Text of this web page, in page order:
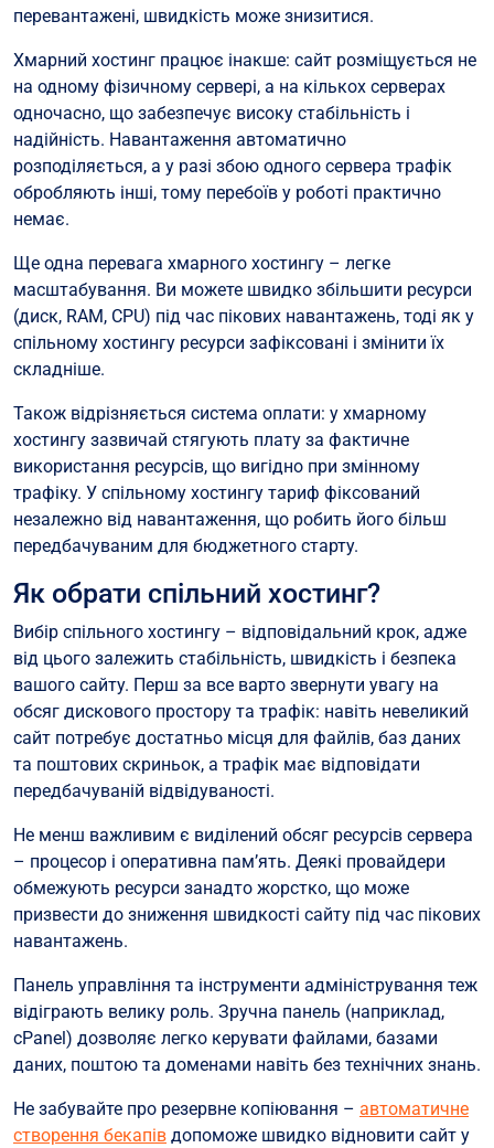
перевантажені, швидкість може знизитися.
Хмарний хостинг працює інакше: сайт розміщується не
на одному фізичному сервері, а на кількох серверах
одночасно, що забезпечує високу стабільність і
надійність. Навантаження автоматично
розподіляється, а у разі збою одного сервера трафік
обробляють інші, тому перебоїв у роботі практично
немає.
Ще одна перевага хмарного хостингу – легке
масштабування. Ви можете швидко збільшити ресурси
(диск, RAM, CPU) під час пікових навантажень, тоді як у
спільному хостингу ресурси зафіксовані і змінити їх
складніше.
Також відрізняється система оплати: у хмарному
хостингу зазвичай стягують плату за фактичне
використання ресурсів, що вигідно при змінному
трафіку. У спільному хостингу тариф фіксований
незалежно від навантаження, що робить його більш
передбачуваним для бюджетного старту.
Як обрати спільний хостинг?
Вибір спільного хостингу – відповідальний крок, адже
від цього залежить стабільність, швидкість і безпека
вашого сайту. Перш за все варто звернути увагу на
обсяг дискового простору та трафік: навіть невеликий
сайт потребує достатньо місця для файлів, баз даних
та поштових скриньок, а трафік має відповідати
передбачуваній відвідуваності.
Не менш важливим є виділений обсяг ресурсів сервера
– процесор і оперативна пам’ять. Деякі провайдери
обмежують ресурси занадто жорстко, що може
призвести до зниження швидкості сайту під час пікових
навантажень.
Панель управління та інструменти адміністрування теж
відіграють велику роль. Зручна панель (наприклад,
cPanel) дозволяє легко керувати файлами, базами
даних, поштою та доменами навіть без технічних знань.
Не забувайте про резервне копіювання – автоматичне
створення бекапів допоможе швидко відновити сайт у